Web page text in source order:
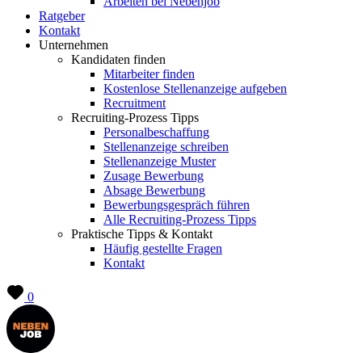
Ratgeber
Kontakt
Unternehmen
Kandidaten finden
Mitarbeiter finden
Kostenlose Stellenanzeige aufgeben
Recruitment
Recruiting-Prozess Tipps
Personalbeschaffung
Stellenanzeige schreiben
Stellenanzeige Muster
Zusage Bewerbung
Absage Bewerbung
Bewerbungsgespräch führen
Alle Recruiting-Prozess Tipps
Praktische Tipps & Kontakt
Häufig gestellte Fragen
Kontakt
0